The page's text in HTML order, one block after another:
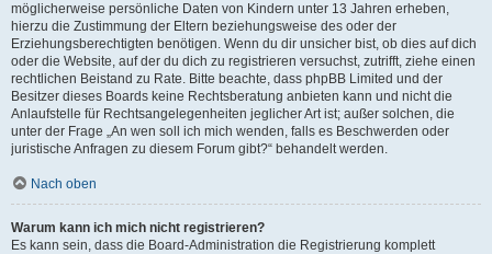
möglicherweise persönliche Daten von Kindern unter 13 Jahren erheben,
hierzu die Zustimmung der Eltern beziehungsweise des oder der
Erziehungsberechtigten benötigen. Wenn du dir unsicher bist, ob dies auf dich
oder die Website, auf der du dich zu registrieren versuchst, zutrifft, ziehe einen
rechtlichen Beistand zu Rate. Bitte beachte, dass phpBB Limited und der
Besitzer dieses Boards keine Rechtsberatung anbieten kann und nicht die
Anlaufstelle für Rechtsangelegenheiten jeglicher Art ist; außer solchen, die
unter der Frage „An wen soll ich mich wenden, falls es Beschwerden oder
juristische Anfragen zu diesem Forum gibt?“ behandelt werden.
Nach oben
Warum kann ich mich nicht registrieren?
Es kann sein, dass die Board-Administration die Registrierung komplett